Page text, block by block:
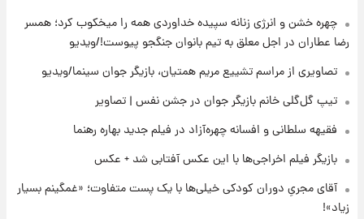
۲۲ ساعت پیش
کار استقلال و رامین رضاییان رسما تمام شد +
۲۲ ساعت پیش
مذاق رضاییان خوش نیامد+عکس
پروین اعتصامی در دوران نوجوانی؛ اواخر دهه
چهره خشن و انرژی زنانه سپیده خداوردی همه را میخکوب کرد؛ همسر
رضا عطاران در اجل معلق به تیم بانوان جنگجو پیوست!/ویدیو
تصاویری از مراسم تشییع مریم همتیان، بازیگر جوان سینما/ویدیو
تیپ گل‌گلی خانم بازیگر جوان در جشن نفس | تصاویر
فقیهه سلطانی و افسانه چهره‌آزاد در فیلم جدید بهاره رهنما
بازیگر فیلم اخراجی‌ها با این عکس آفتابی شد + عکس
آقای مجریِ دوران کودکی خیلی‌ها با یک پست متفاوت؛ «غمگینم بسیار
زیاد»!